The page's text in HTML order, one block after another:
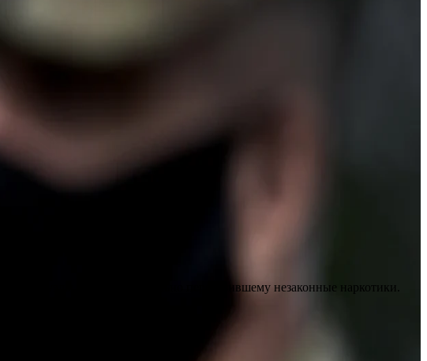
Венесуэлы, предположительно перевозившему незаконные наркотики.
Карибского бассейна.